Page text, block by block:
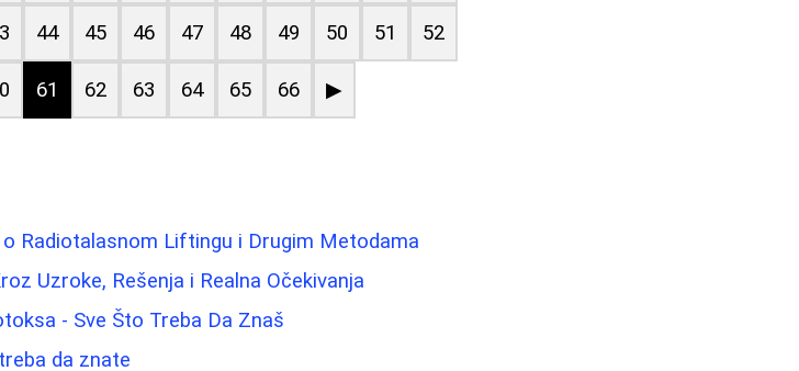
44 45 46 47 48 49 50 51 52
61 62 63 64 65 66 ▶
Radiotalasnom Liftingu i Drugim Metodama
Uzroke, Rešenja i Realna Očekivanja
- Sve Što Treba Da Znaš
da znate